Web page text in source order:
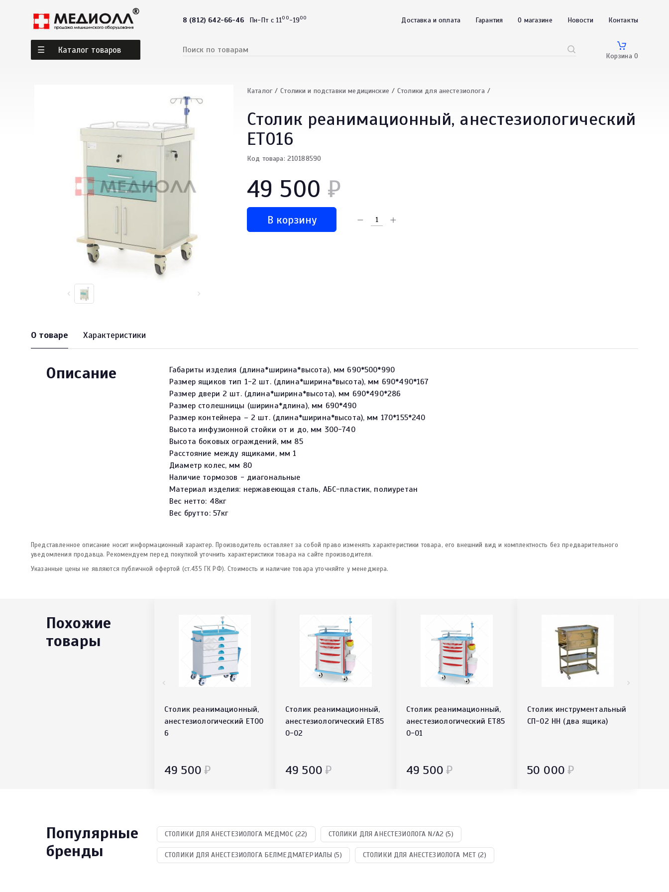
8 (812) 642-66-46 Пн-Пт с 1100-1900 Доставка и оплата Гарантия О магазине Новости Контакты
Каталог товаров
Корзина 0
Каталог Столики и подставки медицинские Столики для анестезиолога
Столик реанимационный, анестезиологический
ET016
Код товара: 210188590
49 500 ₽
В корзину
О товаре Характеристики
Описание
Габариты изделия (длина*ширина*высота), мм 690*500*990
Размер ящиков тип 1-2 шт. (длина*ширина*высота), мм 690*490*167
Размер двери 2 шт. (длина*ширина*высота), мм 690*490*286
Размер столешницы (ширина*длина), мм 690*490
Размер контейнера – 2 шт. (длина*ширина*высота), мм 170*155*240
Высота инфузионной стойки от и до, мм 300-740
Высота боковых ограждений, мм 85
Расстояние между ящиками, мм 1
Диаметр колес, мм 80
Наличие тормозов - диагональные
Материал изделия: нержавеющая сталь, АБС-пластик, полиуретан
Вес нетто: 48кг
Вес брутто: 57кг
Представленное описание носит информационный характер. Производитель оставляет за собой право изменять характеристики товара, его внешний вид и комплектность без предварительного
уведомления продавца. Рекомендуем перед покупкой уточнить характеристики товара на сайте производителя.
Указанные цены не являются публичной офертой (ст.435 ГК РФ). Стоимость и наличие товара уточняйте у менеджера.
Похожие
товары
Столик реанимационный,
анестезиологический ЕТ00
6
49 500 ₽
Столик реанимационный,
анестезиологический ЕТ85
0-02
49 500 ₽
Столик реанимационный,
анестезиологический ЕТ85
0-01
49 500 ₽
Столик инструментальный
СП-02 НН (два ящика)
50 000 ₽
Популярные
бренды
СТОЛИКИ ДЛЯ АНЕСТЕЗИОЛОГА МЕДМОС (22) СТОЛИКИ ДЛЯ АНЕСТЕЗИОЛОГА N/A2 (5)
СТОЛИКИ ДЛЯ АНЕСТЕЗИОЛОГА БЕЛМЕДМАТЕРИАЛЫ (5) СТОЛИКИ ДЛЯ АНЕСТЕЗИОЛОГА MET (2)